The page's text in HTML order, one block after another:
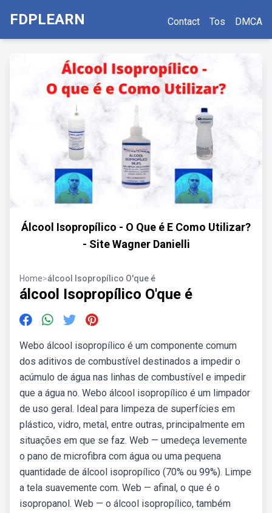
FDPLEARN Contact Tos DMCA
Álcool Isopropílico - O Que é E Como Utilizar?
- Site Wagner Danielli
Home>álcool Isopropílico O'que é
álcool Isopropílico O'que é
Webo álcool isopropílico é um componente comum
dos aditivos de combustível destinados a impedir o
acúmulo de água nas linhas de combustível e impedir
que a água no. Webo álcool isopropílico é um limpador
de uso geral. Ideal para limpeza de superfícies em
plástico, vidro, metal, entre outras, principalmente em
situações em que se faz. Web — umedeça levemente
o pano de microfibra com água ou uma pequena
quantidade de álcool isopropílico (70% ou 99%). Limpe
a tela suavemente com. Web — afinal, o que é o
isopropanol. Web — o álcool isopropílico, também